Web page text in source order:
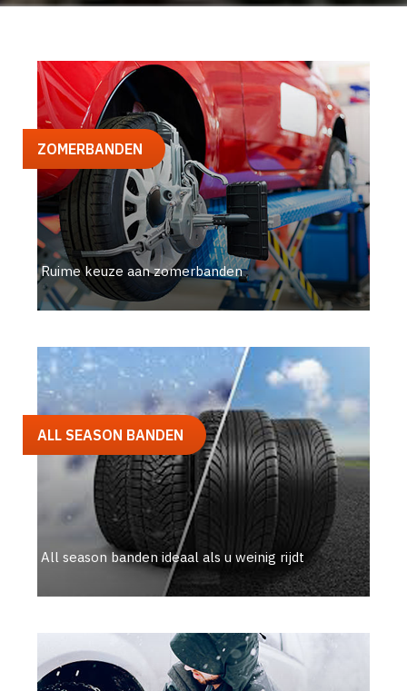
ZOMERBANDEN
Ruime keuze aan zomerbanden
ALL SEASON BANDEN
All season banden ideaal als u weinig rijdt